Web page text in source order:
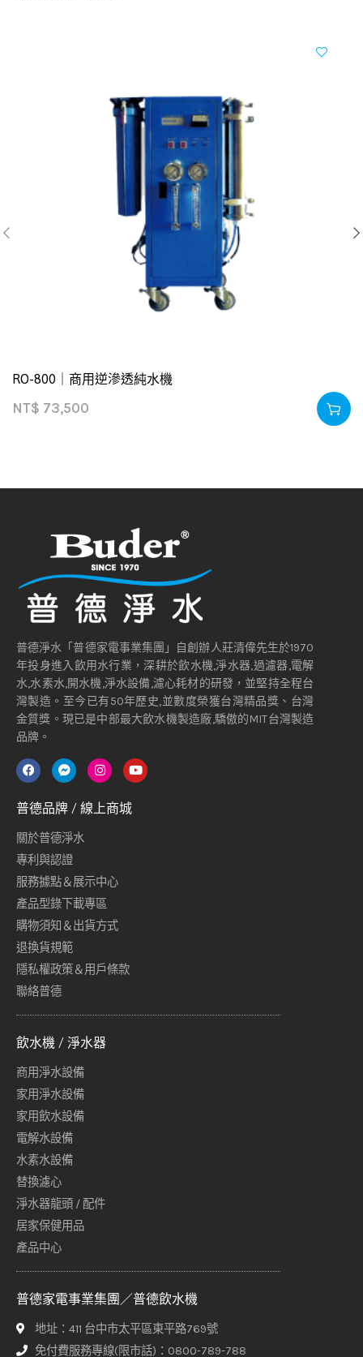
RO-800｜商用逆滲透純水機
NT$ 73,500
普德淨水「普德家電事業集團」自創辦人莊清偉先生於1970
年投身進入飲用水行業，深耕於飲水機,淨水器,過濾器,電解
水,水素水,開水機,淨水設備,濾心耗材的研發，並堅持全程台
灣製造。至今已有50年歷史,並數度榮獲台灣精品獎、台灣
金質獎。現已是中部最大飲水機製造廠,驕傲的MIT台灣製造
品牌。
普德品牌 / 線上商城
關於普德淨水
專利與認證
服務據點＆展示中心
產品型錄下載專區
購物須知＆出貨方式
退換貨規範
隱私權政策＆用戶條款
聯絡普德
飲水機 / 淨水器
商用淨水設備
家用淨水設備
家用飲水設備
電解水設備
水素水設備
替換濾心
淨水器龍頭 / 配件
居家保健用品
產品中心
普德家電事業集團／普德飲水機
地址：411 台中市太平區東平路769號
免付費服務專線(限市話)：0800-789-788